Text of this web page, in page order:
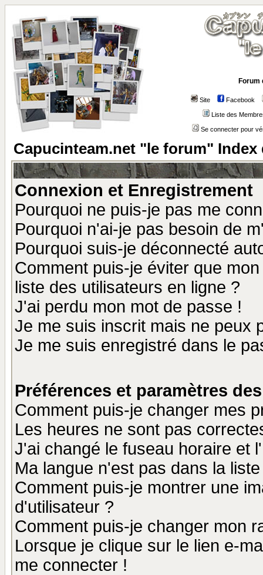
Forum
Site Facebook
Liste des
Se connecter pour
Capucinteam.net "le forum" Index
Connexion et Enregistrement
Pourquoi ne puis-je pas me
Pourquoi n'ai-je pas besoin de
Pourquoi suis-je déconnecté
Comment puis-je éviter que
liste des utilisateurs en ligne ?
J'ai perdu mon mot de passe !
Je me suis inscrit mais ne peux
Je me suis enregistré dans le
Préférences et paramètres
Comment puis-je changer mes
Les heures ne sont pas
J'ai changé le fuseau horaire et
Ma langue n'est pas dans la
Comment puis-je montrer une
d'utilisateur ?
Comment puis-je changer mon
Lorsque je clique sur le lien e-
me connecter !